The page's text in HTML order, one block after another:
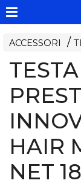
ACCESSORI
HAIR
NET